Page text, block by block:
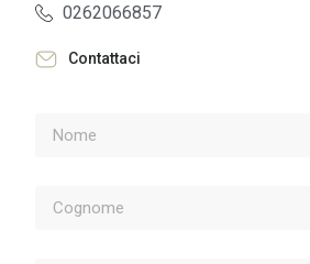
0262066857
Contattaci